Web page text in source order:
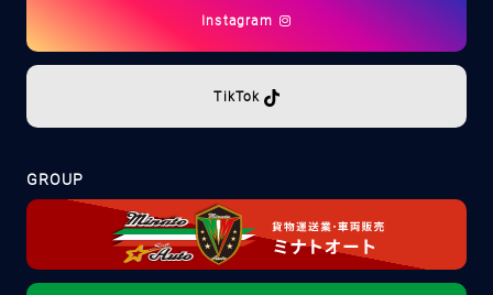
Instagram
TikTok
GROUP